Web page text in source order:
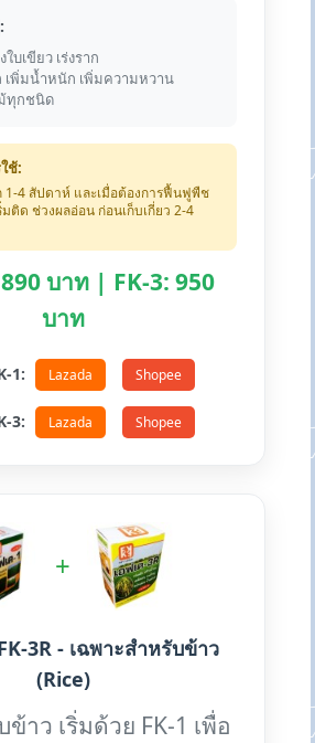
ใบเขียว เร่งราก
เพิ่มน้ำหนัก เพิ่มความหวาน
ทุกชนิด
ช้:
1-4 สัปดาห์ และเมื่อต้องการฟื้นฟูพืช
มติด ช่วงผลอ่อน ก่อนเก็บเกี่ยว 2-4
บาท | FK-3: 950
บาท
1: Lazada Shopee
3: Lazada Shopee
+
3R - เฉพาะสำหรับข้าว
(Rice)
าว เริ่มด้วย FK-1 เพื่อ